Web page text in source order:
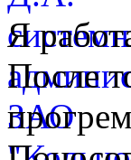
Я
После